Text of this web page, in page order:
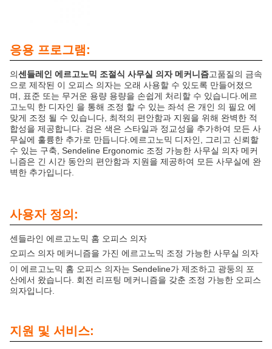
응용 프로그램:
의센들레인 에르고노믹 조절식 사무실 의자 메커니즘고품질의 금속
으로 제작된 이 오피스 의자는 오래 사용할 수 있도록 만들어졌으
며, 표준 또는 무거운 용량 용량을 손쉽게 처리할 수 있습니다.에르
고노믹 한 디자인 을 통해 조정 할 수 있는 좌석 은 개인 의 필요 에
맞게 조정 될 수 있습니다, 최적의 편안함과 지원을 위해 완벽한 적
합성을 제공합니다. 검은 색은 스타일과 정교성을 추가하여 모든 사
무실에 훌륭한 추가로 만듭니다.에르고노믹 디자인, 그리고 신뢰할
수 있는 구축, Sendeline Ergonomic 조정 가능한 사무실 의자 메커
니즘은 긴 시간 동안의 편안함과 지원을 제공하여 모든 사무실에 완
벽한 추가입니다.
사용자 정의:
센들라인 에르고노믹 홈 오피스 의자
오피스 의자 메커니즘을 가진 에르고노믹 조정 가능한 사무실 의자
이 에르고노믹 홈 오피스 의자는 Sendeline가 제조하고 광둥의 포
산에서 왔습니다. 회전 리프팅 메커니즘을 갖춘 조정 가능한 오피스
의자입니다.
지원 및 서비스: